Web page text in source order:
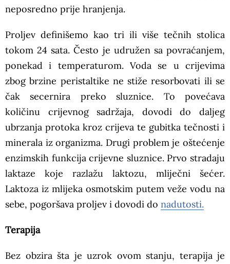
neposredno prije hranjenja.
Proljev definišemo kao tri ili više tečnih stolica
tokom 24 sata. Često je udružen sa povraćanjem,
ponekad i temperaturom. Voda se u crijevima
zbog brzine peristaltike ne stiže resorbovati ili se
čak secernira preko sluznice. To povećava
količinu crijevnog sadržaja, dovodi do daljeg
ubrzanja protoka kroz crijeva te gubitka tečnosti i
minerala iz organizma. Drugi problem je oštećenje
enzimskih funkcija crijevne sluznice. Prvo stradaju
laktaze koje razlažu laktozu, mliječni šećer.
Laktoza iz mlijeka osmotskim putem veže vodu na
sebe, pogoršava proljev i dovodi do nadutosti.
Terapija
Bez obzira šta je uzrok ovom stanju, terapija je